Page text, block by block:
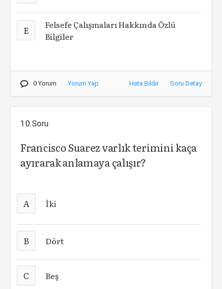
E
Felsefe Çalışmaları Hakkında Özlü
Bilgiler
0 Yorum Yorum Yap Hata Bildir Soru Detay
10.Soru
Francisco Suarez varlık terimini kaça
ayırarak anlamaya çalışır?
A İki
B Dört
C Beş